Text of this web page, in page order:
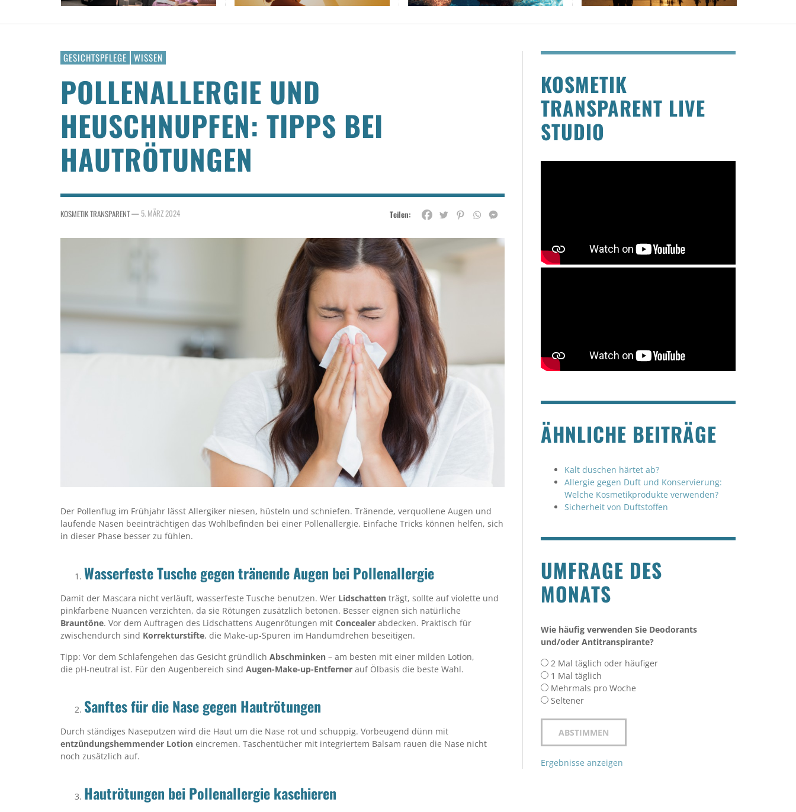
GESICHTSPFLEGE WISSEN
POLLENALLERGIE UND
HEUSCHNUPFEN: TIPPS BEI
HAUTRÖTUNGEN
Teilen:
KOSMETIK TRANSPARENT—5. MÄRZ 2024
Der Pollenflug im Frühjahr lässt Allergiker niesen, hüsteln und schniefen. Tränende, verquollene Augen und
laufende Nasen beeinträchtigen das Wohlbefinden bei einer Pollenallergie. Einfache Tricks können helfen, sich
in dieser Phase besser zu fühlen.
Wasserfeste Tusche gegen tränende Augen bei Pollenallergie
Damit der Mascara nicht verläuft, wasserfeste Tusche benutzen. Wer Lidschatten trägt, sollte auf violette und
pinkfarbene Nuancen verzichten, da sie Rötungen zusätzlich betonen. Besser eignen sich natürliche
Brauntöne. Vor dem Auftragen des Lidschattens Augenrötungen mit Concealer abdecken. Praktisch für
zwischendurch sind Korrekturstifte, die Make-up-Spuren im Handumdrehen beseitigen.
Tipp: Vor dem Schlafengehen das Gesicht gründlich Abschminken – am besten mit einer milden Lotion,
die pH-neutral ist. Für den Augenbereich sind Augen-Make-up-Entferner auf Ölbasis die beste Wahl.
Sanftes für die Nase gegen Hautrötungen
Durch ständiges Naseputzen wird die Haut um die Nase rot und schuppig. Vorbeugend dünn mit
entzündungshemmender Lotion eincremen. Taschentücher mit integriertem Balsam rauen die Nase nicht
noch zusätzlich auf.
Hautrötungen bei Pollenallergie kaschieren
KOSMETIK
TRANSPARENT LIVE
STUDIO
ÄHNLICHE BEITRÄGE
Kalt duschen härtet ab?
Allergie gegen Duft und Konservierung:
Welche Kosmetikprodukte verwenden?
Sicherheit von Duftstoffen
UMFRAGE DES
MONATS
Wie häufig verwenden Sie Deodorants
und/oder Antitranspirante?
2 Mal täglich oder häufiger
1 Mal täglich
Mehrmals pro Woche
Seltener
Ergebnisse anzeigen